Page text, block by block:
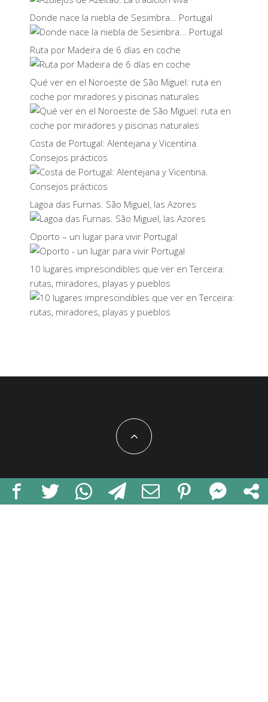
Donde nace la niebla de Sesimbra… Portugal
Ruta por Madeira de 6 días en coche
Qué ver en el Noroeste de São Miguel: ruta en
coche por miradores y piscinas naturales
Costa de Portugal: Alentejana y Vicentina.
Consejos prácticos
Lagoa das Furnas. São Miguel, las Azores
Oporto – un lugar para vivir Portugal
10 lugares imprescindibles que ver en Terceira:
rutas, miradores, playas y pueblos